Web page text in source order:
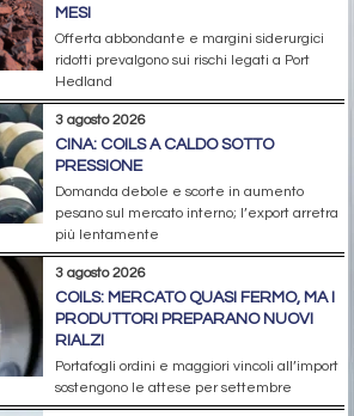
MESI
Offerta abbondante e margini siderurgici
ridotti prevalgono sui rischi legati a Port
Hedland
3 agosto 2026
CINA: COILS A CALDO SOTTO
PRESSIONE
Domanda debole e scorte in aumento
pesano sul mercato interno; l’export arretra
più lentamente
3 agosto 2026
COILS: MERCATO QUASI FERMO, MA I
PRODUTTORI PREPARANO NUOVI
RIALZI
Portafogli ordini e maggiori vincoli all’import
sostengono le attese per settembre